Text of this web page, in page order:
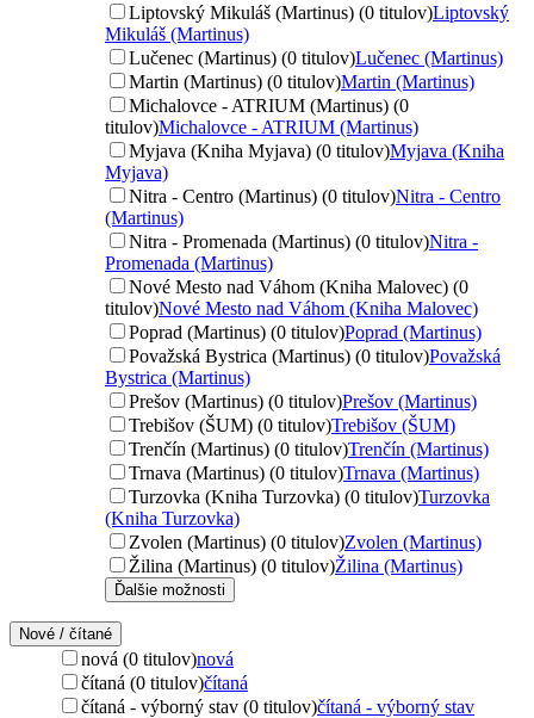
Liptovský Mikuláš (Martinus) (0 titulov)Liptovský
Mikuláš (Martinus)
Lučenec (Martinus) (0 titulov)Lučenec (Martinus)
Martin (Martinus) (0 titulov)Martin (Martinus)
Michalovce - ATRIUM (Martinus) (0
titulov)Michalovce - ATRIUM (Martinus)
Myjava (Kniha Myjava) (0 titulov)Myjava (Kniha
Myjava)
Nitra - Centro (Martinus) (0 titulov)Nitra - Centro
(Martinus)
Nitra - Promenada (Martinus) (0 titulov)Nitra -
Promenada (Martinus)
Nové Mesto nad Váhom (Kniha Malovec) (0
titulov)Nové Mesto nad Váhom (Kniha Malovec)
Poprad (Martinus) (0 titulov)Poprad (Martinus)
Považská Bystrica (Martinus) (0 titulov)Považská
Bystrica (Martinus)
Prešov (Martinus) (0 titulov)Prešov (Martinus)
Trebišov (ŠUM) (0 titulov)Trebišov (ŠUM)
Trenčín (Martinus) (0 titulov)Trenčín (Martinus)
Trnava (Martinus) (0 titulov)Trnava (Martinus)
Turzovka (Kniha Turzovka) (0 titulov)Turzovka
(Kniha Turzovka)
Zvolen (Martinus) (0 titulov)Zvolen (Martinus)
Žilina (Martinus) (0 titulov)Žilina (Martinus)
Ďalšie možnosti
Nové / čítané
nová (0 titulov)nová
čítaná (0 titulov)čítaná
čítaná - výborný stav (0 titulov)čítaná - výborný stav